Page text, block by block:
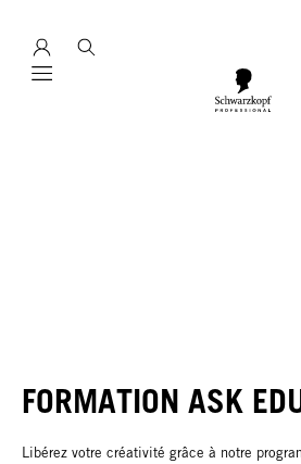
Mobile navigation
FORMATION ASK
Libérez votre créativité grâce à notre